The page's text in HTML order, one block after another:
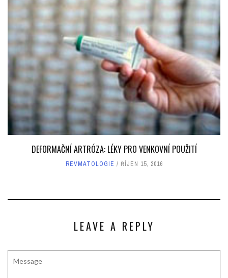
DEFORMAČNÍ ARTRÓZA: LÉKY PRO VENKOVNÍ POUŽITÍ
REVMATOLOGIE ŘÍJEN 15, 2016
LEAVE A REPLY